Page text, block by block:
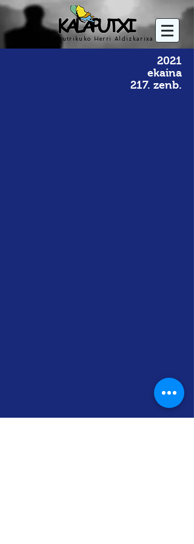
Mutrikuko Herri Aldizkarixa
2021
ekaina
217. zenb.